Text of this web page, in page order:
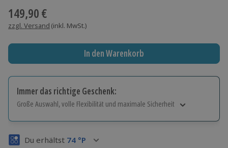
149,90 €
zzgl. Versand (inkl. MwSt.)
In den Warenkorb
Immer das richtige Geschenk:
Große Auswahl, volle Flexibilität und maximale Sicherheit
Volle Flexibilität
Du erhältst 74 °P